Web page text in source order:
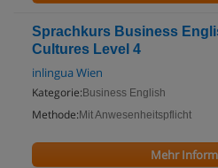
Sprachkurs Business
Cultures Level 4
inlingua Wien
Kategorie: Business English
Methode: Mit Anwesenheitspflicht
Mehr